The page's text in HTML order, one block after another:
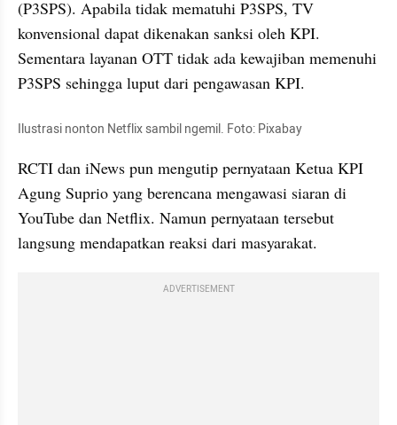
(P3SPS). Apabila tidak mematuhi P3SPS, TV
konvensional dapat dikenakan sanksi oleh KPI.
Sementara layanan OTT tidak ada kewajiban memenuhi
P3SPS sehingga luput dari pengawasan KPI.
Ilustrasi nonton Netflix sambil ngemil. Foto: Pixabay
RCTI dan iNews pun mengutip pernyataan Ketua KPI
Agung Suprio yang berencana mengawasi siaran di
YouTube dan Netflix. Namun pernyataan tersebut
langsung mendapatkan reaksi dari masyarakat.
ADVERTISEMENT